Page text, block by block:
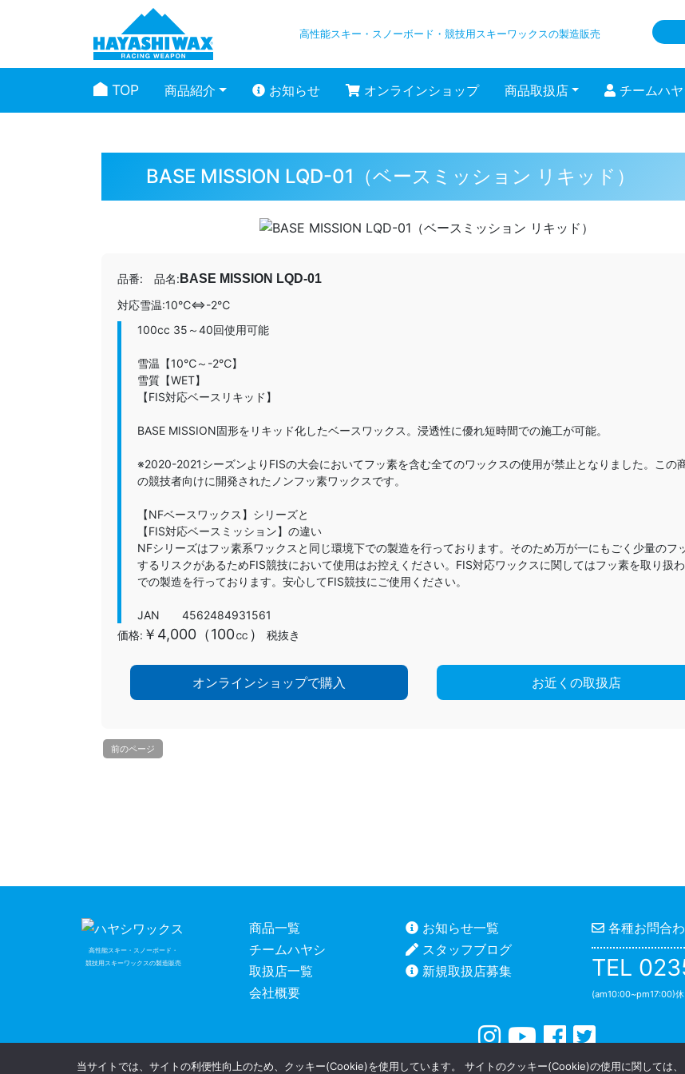
高性能スキー・スノーボード ・競技用スキーワックスの製造販売
TOP 商品紹介 お知らせ オンラインショップ 商品取扱店 チームハ
BASE MISSION LQD-01（ベースミッション リキッド）
品番: 品名: BASE MISSION LQD-01
対応雪温:10℃⇔-2℃
100cc 35～40回使用可能
雪温【10℃～-2℃】
雪質【WET】
【FIS対応ベースリキッド】
BASE MISSION固形をリキッド化したベースワックス。浸透性に優れ短時間での施工が可能。
※2020-2021シーズンよりFISの大会においてフッ素を含む全てのワックスの使用が禁止となりました。この
の競技者向けに開発されたノンフッ素ワックスです。
【NFベースワックス】シリーズと
【FIS対応ベースミッション】の違い
NFシリーズはフッ素系ワックスと同じ環境下での製造を行っております。そのため万が一にもごく少量のフ
するリスクがあるためFIS競技において使用はお控えください。FIS対応ワックスに関してはフッ素を取り扱
での製造を行っております。安心してFIS競技にご使用ください。
JAN 4562484931561
価格: ￥4,000（100㏄） 税抜き
オンラインショップで購入 お近くの取扱店
前のページ
高性能スキー・スノーボード・
競技用スキーワックスの製造販売
商品一覧
チームハヤシ
取扱店一覧
会社概要
お知らせ一覧
スタッフブログ
新規取扱店募集
各種お問合
TEL
(am10:00~pm17:00)休
当サイトでは、サイトの利便性向上のため、クッキー(Cookie)を使用しています。 サイトのクッキー(Cookie)の使用に関しては、